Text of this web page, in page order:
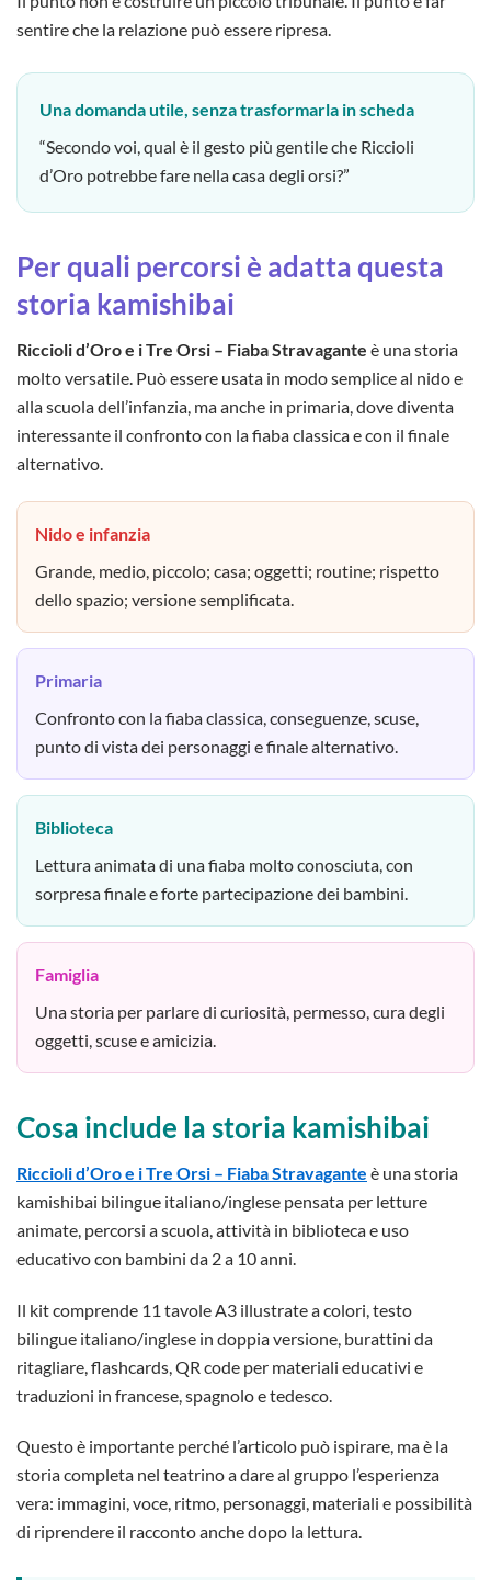
sentire che la relazione può essere ripresa.
Una domanda utile, senza trasformarla in scheda
“Secondo voi, qual è il gesto più gentile che Riccioli
d’Oro potrebbe fare nella casa degli orsi?”
Per quali percorsi è adatta questa
storia kamishibai
Riccioli d’Oro e i Tre Orsi – Fiaba Stravagante è una storia
molto versatile. Può essere usata in modo semplice al nido e
alla scuola dell’infanzia, ma anche in primaria, dove diventa
interessante il confronto con la fiaba classica e con il finale
alternativo.
Nido e infanzia
Grande, medio, piccolo; casa; oggetti; routine; rispetto
dello spazio; versione semplificata.
Primaria
Confronto con la fiaba classica, conseguenze, scuse,
punto di vista dei personaggi e finale alternativo.
Biblioteca
Lettura animata di una fiaba molto conosciuta, con
sorpresa finale e forte partecipazione dei bambini.
Famiglia
Una storia per parlare di curiosità, permesso, cura degli
oggetti, scuse e amicizia.
Cosa include la storia kamishibai
Riccioli d’Oro e i Tre Orsi – Fiaba Stravagante è una storia
kamishibai bilingue italiano/inglese pensata per letture
animate, percorsi a scuola, attività in biblioteca e uso
educativo con bambini da 2 a 10 anni.
Il kit comprende 11 tavole A3 illustrate a colori, testo
bilingue italiano/inglese in doppia versione, burattini da
ritagliare, flashcards, QR code per materiali educativi e
traduzioni in francese, spagnolo e tedesco.
Questo è importante perché l’articolo può ispirare, ma è la
storia completa nel teatrino a dare al gruppo l’esperienza
vera: immagini, voce, ritmo, personaggi, materiali e possibilità
di riprendere il racconto anche dopo la lettura.